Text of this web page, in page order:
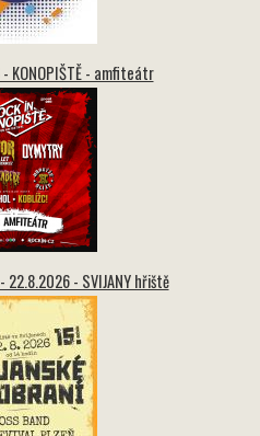
KONOPIŠTĚ - amfiteátr
- 22.8.2026 - SVIJANY hřiště